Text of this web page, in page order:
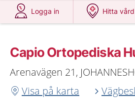
Logga in
Hitta vård
Capio Ortopediska
Arenavägen 21,
Visa på karta